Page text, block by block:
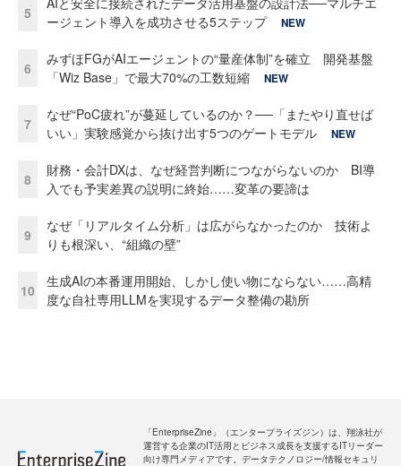
5
ージェント導入を成功させる5ステップ
NEW
6
みずほFGがAIエージェントの“量産体制”を確立 開発基盤
「Wiz Base」で最大70%の工数短縮
NEW
7
なぜ“PoC疲れ”が蔓延しているのか？──「またやり直せば
いい」実験感覚から抜け出す5つのゲートモデル
NEW
8
財務・会計DXは、なぜ経営判断につながらないのか BI導
入でも予実差異の説明に終始……変革の要諦は
9
なぜ「リアルタイム分析」は広がらなかったのか 技術よ
りも根深い、“組織の壁”
10
生成AIの本番運用開始、しかし使い物にならない……高精
度な自社専用LLMを実現するデータ整備の勘所
「EnterpriseZine」（エンタープライズジン）は、翔泳社が
運営する企業のIT活用とビジネス成長を支援するITリーダー
向け専門メディアです。データテクノロジー/情報セキュリ